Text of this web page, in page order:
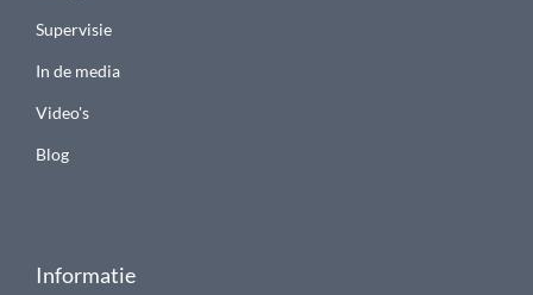
Supervisie
In de media
Video's
Blog
Informatie